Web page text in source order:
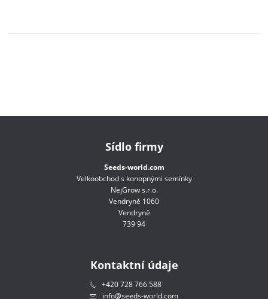
Sídlo firmy
Seeds-world.com
Velkoobchod s konopnými semínky
NejGrow s.r.o.
Vendryně 1060
Vendryně
739 94
Kontaktní údaje
+420 728 766 588
info@seeds-world.com